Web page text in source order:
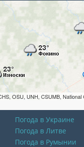
OSU, UNH, CSUMB, National
Погода в Украине
Погода в Литве
Погода в Румынии